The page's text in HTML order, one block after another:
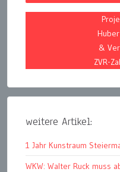
&
ZVR-
weitere Artikel:
1 Jahr Kunstraum
WKW: Walter Ruck muss